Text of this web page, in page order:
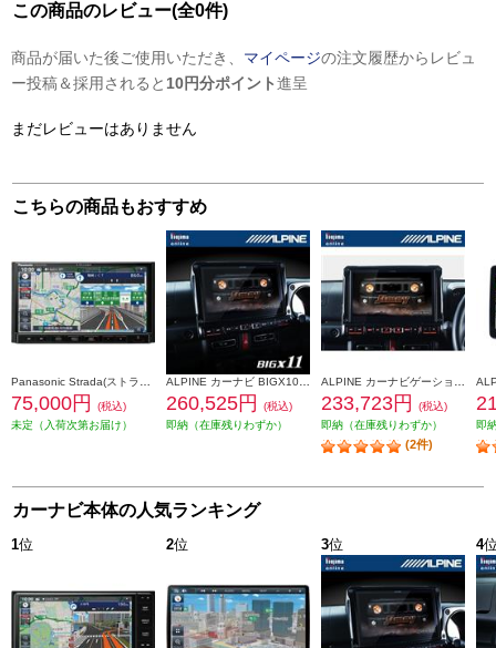
この商品のレビュー(全0件)
商品が届いた後ご使用いただき、 マイページの注文履歴からレビュ
ー投稿＆採用されると 10円分ポイント進呈
まだレビューはありません
こちらの商品もおすすめ
75,000円
(税込)
未定（入荷次第お届け）
260,525円
(税込)
即納（在庫残りわずか）
233,723円
(税込)
即納（在庫残りわずか）
(2件)
即
カーナビ本体の人気ランキング
1位 2位 3位 4